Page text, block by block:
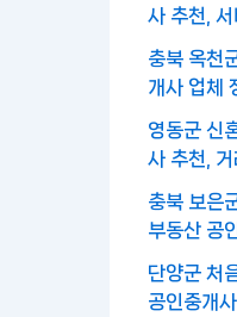
사 추천,
충북 옥천
개사 업체
영동군 신
사 추천, 거
충북 보은
부동산 공
단양군 처
공인중개